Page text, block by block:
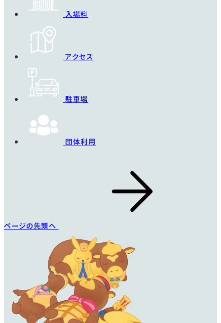
入場料
アクセス
駐車場
団体利用
ページの先頭へ